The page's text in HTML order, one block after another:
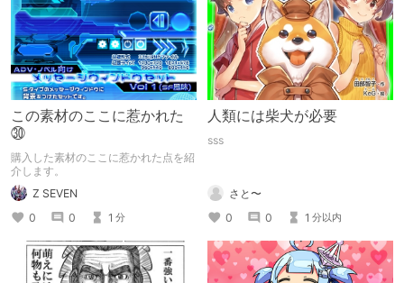
この素材のここに惹かれた
㉚
購入した素材のここに惹かれた点を紹
介します。
Z SEVEN
0
0 1 分
人類には柴犬が必要
sss
さと〜
0
0 1 分以内